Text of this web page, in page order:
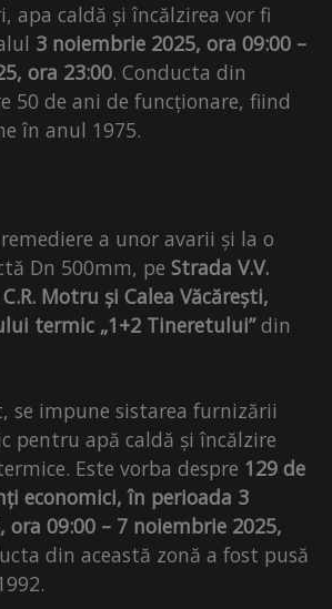
apa caldă și încălzirea vor fi
3 noiembrie 2025, ora 09:00 –
ora 23:00. Conducta din
50 de ani de funcționare, fiind
în anul 1975.
a unor avarii și la o
Dn 500mm, pe Strada V.V.
Motru și Calea Văcărești,
termic „1+2 Tineretului”din
se impune sistarea furnizării
pentru apă caldă și încălzire
Este vorba despre 129 de
economici, în perioada 3
ora 09:00 – 7 noiembrie 2025,
din această zonă a fost pusă